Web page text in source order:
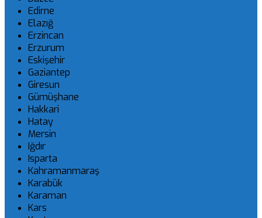
Edirne
Elazığ
Erzincan
Erzurum
Eskişehir
Gaziantep
Giresun
Gümüşhane
Hakkari
Hatay
Mersin
Iğdır
Isparta
Kahramanmaraş
Karabük
Karaman
Kars